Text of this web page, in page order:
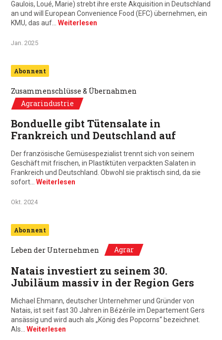
Gaulois, Loué, Marie) strebt ihre erste Akquisition in Deutschland
an und will European Convenience Food (EFC) übernehmen, ein
KMU, das auf… Weiterlesen
Jan. 2025
Abonnent
Zusammenschlüsse & Übernahmen
Agrarindustrie
Bonduelle gibt Tütensalate in
Frankreich und Deutschland auf
Der französische Gemüsespezialist trennt sich von seinem
Geschäft mit frischen, in Plastiktüten verpackten Salaten in
Frankreich und Deutschland. Obwohl sie praktisch sind, da sie
sofort… Weiterlesen
Okt. 2024
Abonnent
Leben der Unternehmen Agrar
Natais investiert zu seinem 30.
Jubiläum massiv in der Region Gers
Michael Ehmann, deutscher Unternehmer und Gründer von
Natais, ist seit fast 30 Jahren in Bézérile im Departement Gers
ansässig und wird auch als „König des Popcorns“ bezeichnet.
Als… Weiterlesen